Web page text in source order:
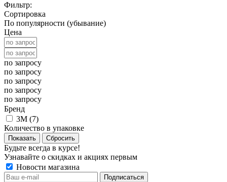
Фильтр:
Сортировка
По популярности (убывание)
Цена
по запросу
по запросу
по запросу
по запросу
по запросу
Бренд
3M (7)
Количество в упаковке
Показать Сбросить
Будьте всегда в курсе!
Узнавайте о скидках и акциях первым
Новости магазина